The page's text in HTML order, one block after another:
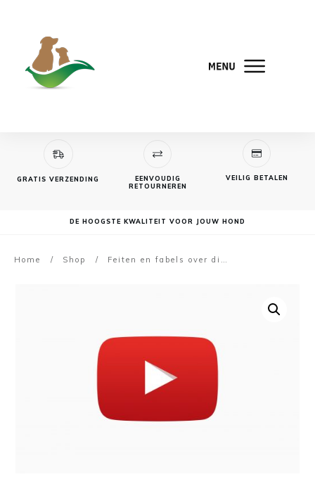
GRATIS VERZENDING
EENVOUDIG
RETOURNEREN
VEILIG BETALEN
DE HOOGSTE KWALITEIT VOOR JOUW HOND
Home / Shop / Feiten en fabels over diervoeding (89 min)